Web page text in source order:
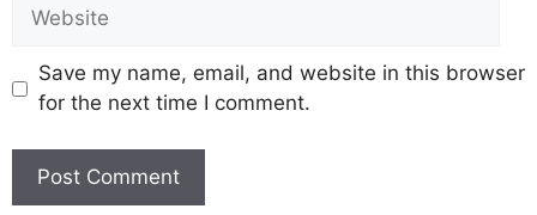
Save my name, email, and website in this browser
for the next time I comment.